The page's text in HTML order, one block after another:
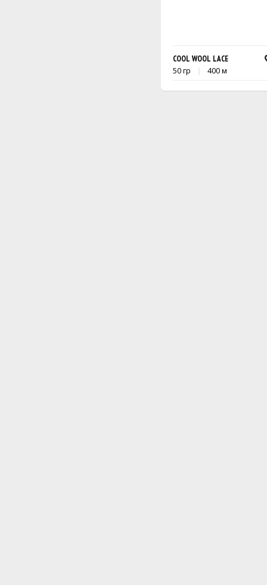
COOL WOOL LACE
50 гр 400 м